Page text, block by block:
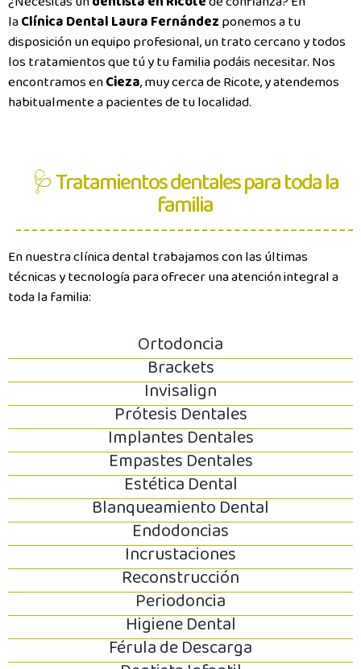
laClínica Dental Laura Fernándezponemos a tu
disposición un equipo profesional, un trato cercano y todos
los tratamientos que tú y tu familia podáis necesitar. Nos
encontramos enCieza, muy cerca de Ricote, y atendemos
habitualmente a pacientes de tu localidad.
🩺 Tratamientos dentales para toda la
familia
En nuestra clínica dental trabajamos con las últimas
técnicas y tecnología para ofrecer una atención integral a
toda la familia:
Ortodoncia
Brackets
Invisalign
Prótesis Dentales
Implantes Dentales
Empastes Dentales
Estética Dental
Blanqueamiento Dental
Endodoncias
Incrustaciones
Reconstrucción
Periodoncia
Higiene Dental
Férula de Descarga